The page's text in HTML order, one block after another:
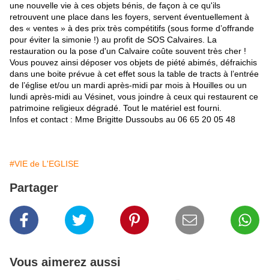
une nouvelle vie à ces objets bénis, de façon à ce qu'ils
retrouvent une place dans les foyers, servent éventuellement à
des « ventes » à des prix très compétitifs (sous forme d’offrande
pour éviter la simonie !) au profit de SOS Calvaires. La
restauration ou la pose d'un Calvaire coûte souvent très cher !
Vous pouvez ainsi déposer vos objets de piété abimés, défraichis
dans une boite prévue à cet effet sous la table de tracts à l’entrée
de l’église et/ou un mardi après-midi par mois à Houilles ou un
lundi après-midi au Vésinet, vous joindre à ceux qui restaurent ce
patrimoine religieux dégradé. Tout le matériel est fourni.
Infos et contact : Mme Brigitte Dussoubs au 06 65 20 05 48
#VIE de L'EGLISE
Partager
Vous aimerez aussi